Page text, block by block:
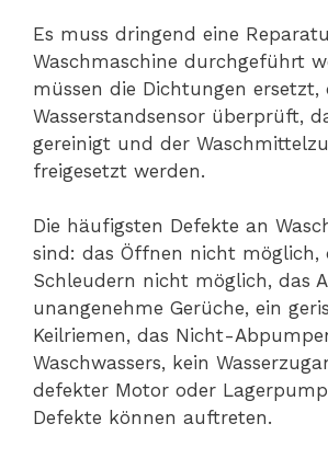
Es muss dringend eine
Waschmaschine durchgeführt
müssen die Dichtungen ersetzt,
Wasserstandsensor überprüft,
gereinigt und der
freigesetzt werden.
Die häufigsten Defekte an
sind: das Öffnen nicht möglich,
Schleudern nicht möglich, das
unangenehme Gerüche, ein
Keilriemen, das Nicht-
Waschwassers, kein
defekter Motor oder
Defekte können auftreten.